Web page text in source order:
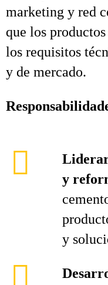
marketing y red
que los
los requisitos
y de mercado.
y
y